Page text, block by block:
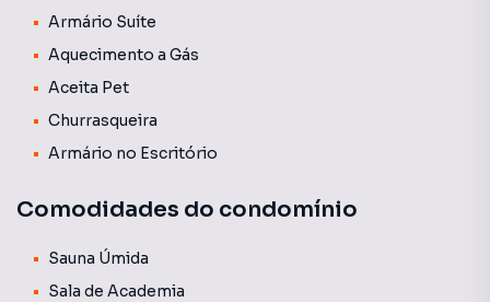
principais vias da cidade.
✨ Diferenciais:
2 suítes
Imóvel semi mobiliado com eletrodomésticos
Lavabo
Projeto moderno e sofisticado
Armário Suíte
Aquecimento a Gás
Aceita Pet
Churrasqueira
Armário no Escritório
Comodidades do condomínio
Sauna Úmida
Sala de Academia